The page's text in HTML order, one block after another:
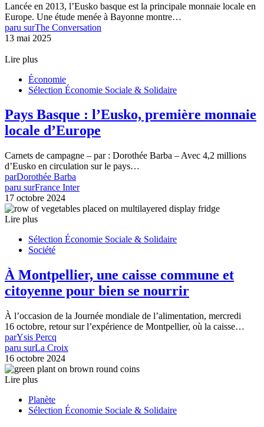
Lancée en 2013, l’Eusko basque est la principale monnaie locale en
Europe. Une étude menée à Bayonne montre…
paru surThe Conversation
13 mai 2025
Lire plus
Économie
Sélection Économie Sociale & Solidaire
Pays Basque : l’Eusko, première monnaie
locale d’Europe
Carnets de campagne – par : Dorothée Barba – Avec 4,2 millions
d’Eusko en circulation sur le pays…
parDorothée Barba
paru surFrance Inter
17 octobre 2024
Lire plus
Sélection Économie Sociale & Solidaire
Société
À Montpellier, une caisse commune et
citoyenne pour bien se nourrir
À l’occasion de la Journée mondiale de l’alimentation, mercredi
16 octobre, retour sur l’expérience de Montpellier, où la caisse…
parYsis Percq
paru surLa Croix
16 octobre 2024
Lire plus
Planète
Sélection Économie Sociale & Solidaire